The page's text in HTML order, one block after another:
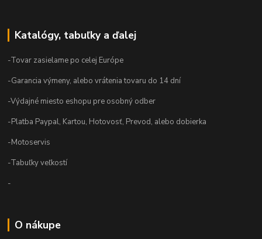
Katalógy, tabuľky a ďalej
-Tovar zasielame po celej Európe
-Garancia výmeny, alebo vrátenia tovaru do 14 dní
-Výdajné miesto eshopu pre osobný odber
-Platba Paypal, Kartou, Hotovosť, Prevod, alebo dobierka
-Motoservis
-Tabuľky veľkostí
-
O nákupe